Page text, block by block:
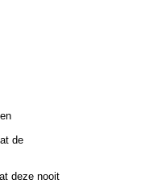
de
deze nooit